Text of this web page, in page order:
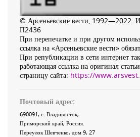
© Арсеньевские вести, 1992—2022.
П2436
При перепечатке и при другом
ссылка на «Арсеньевские вести»
При републикации в сети интернет
работающая ссылка на оригинал
страницу сайта: https://
Почтовый адрес:
690091, г. Владивосток,
Приморский край, Россия.
Переулок Шевченко, дом 9, 27